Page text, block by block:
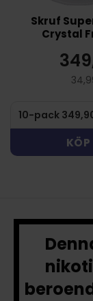
Skruf
Crystal
KÖP